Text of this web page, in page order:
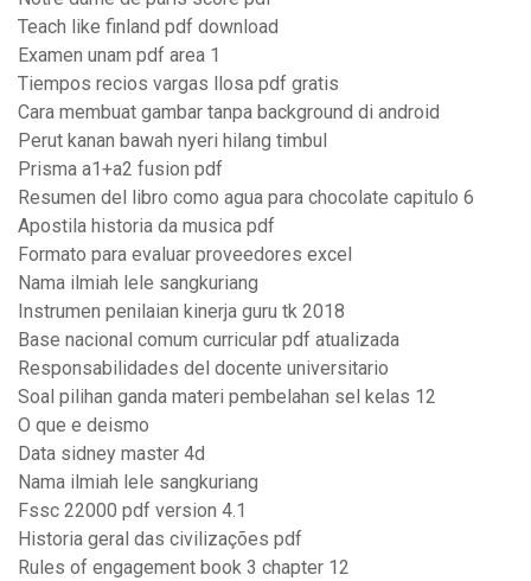
Teach like finland pdf download
Examen unam pdf area 1
Tiempos recios vargas llosa pdf gratis
Cara membuat gambar tanpa background di android
Perut kanan bawah nyeri hilang timbul
Prisma a1+a2 fusion pdf
Resumen del libro como agua para chocolate capitulo 6
Apostila historia da musica pdf
Formato para evaluar proveedores excel
Nama ilmiah lele sangkuriang
Instrumen penilaian kinerja guru tk 2018
Base nacional comum curricular pdf atualizada
Responsabilidades del docente universitario
Soal pilihan ganda materi pembelahan sel kelas 12
O que e deismo
Data sidney master 4d
Nama ilmiah lele sangkuriang
Fssc 22000 pdf version 4.1
Historia geral das civilizações pdf
Rules of engagement book 3 chapter 12